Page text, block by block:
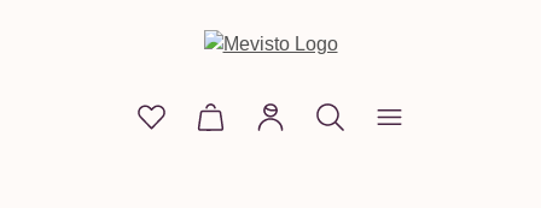
Du hast 0 Produkte auf dem Merkzettel
Warenkorb enthält 0 Positionen.